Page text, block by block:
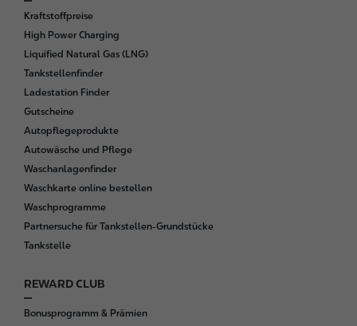
o
o
t
e
r
Kraftstoffpreise
High Power Charging
Liquified Natural Gas (LNG)
Tankstellenfinder
Ladestation Finder
Gutscheine
Autopflegeprodukte
Autowäsche und Pflege
Waschanlagenfinder
Waschkarte online bestellen
Waschprogramme
Partnersuche für Tankstellen-Grundstücke
Tankstelle
REWARD CLUB
Bonusprogramm & Prämien